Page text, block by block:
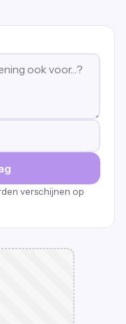
verschijnen op